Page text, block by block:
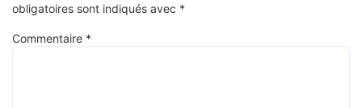
obligatoires sont indiqués avec *
Commentaire *